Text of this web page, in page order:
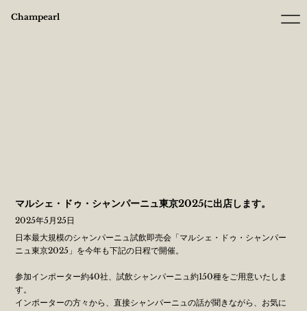
Champearl
マルシェ・ドゥ・シャンパーニュ東京2025に出店します。
2025年5月25日
日本最大規模のシャンパーニュ試飲即売会「マルシェ・ドゥ・シャンパー
ニュ東京2025」を今年も下記の日程で開催。
参加インポーター約40社、試飲シャンパーニュ約150種をご用意いたしま
す。
インポーターの方々から、直接シャンパーニュの話が聞きながら、お気に